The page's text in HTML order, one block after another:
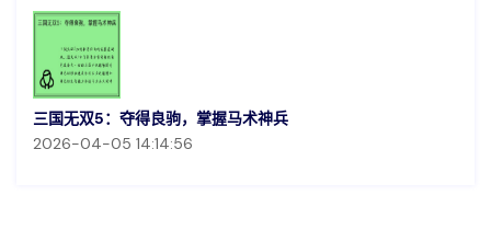
三国无双5：夺得良驹，掌握马术神兵
2026-04-05 14:14:56